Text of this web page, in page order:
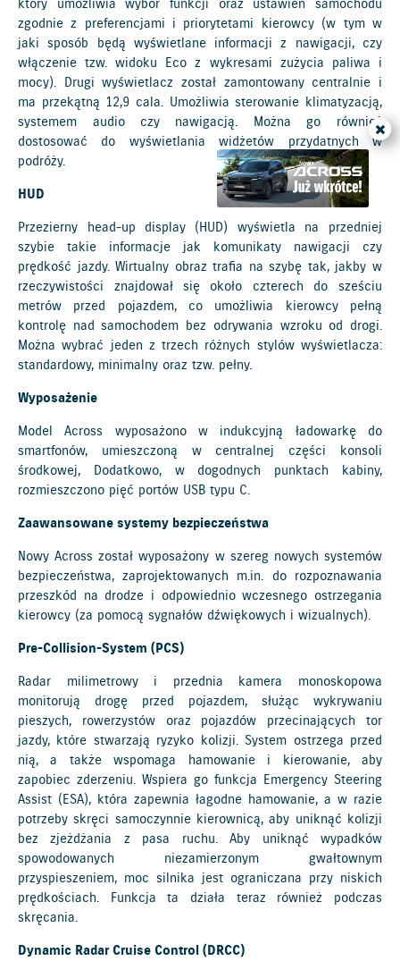
który umożliwia wybór funkcji oraz ustawień samochodu
zgodnie z preferencjami i priorytetami kierowcy (w tym w
jaki sposób będą wyświetlane informacji z nawigacji, czy
włączenie tzw. widoku Eco z wykresami zużycia paliwa i
mocy). Drugi wyświetlacz został zamontowany centralnie i
ma przekątną 12,9 cala. Umożliwia sterowanie klimatyzacją,
systemem audio czy nawigacją. Można go również
dostosować do wyświetlania widżetów przydatnych w
podróży.
HUD
Przezierny head-up display (HUD) wyświetla na przedniej
szybie takie informacje jak komunikaty nawigacji czy
prędkość jazdy. Wirtualny obraz trafia na szybę tak, jakby w
rzeczywistości znajdował się około czterech do sześciu
metrów przed pojazdem, co umożliwia kierowcy pełną
kontrolę nad samochodem bez odrywania wzroku od drogi.
Można wybrać jeden z trzech różnych stylów wyświetlacza:
standardowy, minimalny oraz tzw. pełny.
Wyposażenie
Model Across wyposażono w indukcyjną ładowarkę do
smartfonów, umieszczoną w centralnej części konsoli
środkowej, Dodatkowo, w dogodnych punktach kabiny,
rozmieszczono pięć portów USB typu C.
Zaawansowane systemy bezpieczeństwa
Nowy Across został wyposażony w szereg nowych systemów
bezpieczeństwa, zaprojektowanych m.in. do rozpoznawania
przeszkód na drodze i odpowiednio wczesnego ostrzegania
kierowcy (za pomocą sygnałów dźwiękowych i wizualnych).
Pre-Collision-System (PCS)
Radar milimetrowy i przednia kamera monoskopowa
monitorują drogę przed pojazdem, służąc wykrywaniu
pieszych, rowerzystów oraz pojazdów przecinających tor
jazdy, które stwarzają ryzyko kolizji. System ostrzega przed
nią, a także wspomaga hamowanie i kierowanie, aby
zapobiec zderzeniu. Wspiera go funkcja Emergency Steering
Assist (ESA), która zapewnia łagodne hamowanie, a w razie
potrzeby skręci samoczynnie kierownicą, aby uniknąć kolizji
bez zjeżdżania z pasa ruchu. Aby uniknąć wypadków
spowodowanych niezamierzonym gwałtownym
przyspieszeniem, moc silnika jest ograniczana przy niskich
prędkościach. Funkcja ta działa teraz również podczas
skręcania.
Dynamic Radar Cruise Control (DRCC)